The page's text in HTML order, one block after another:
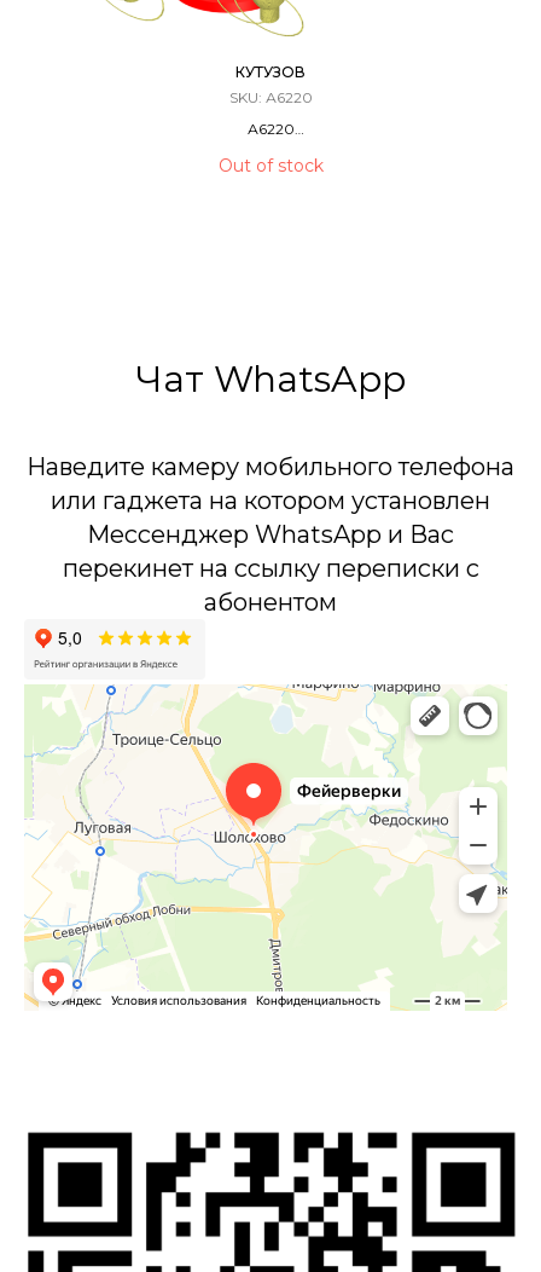
КУТУЗОВ
SKU: А6220
А6220
12 ЗАРЯДОВ / 1,75 КАЛИБР
Out of stock
Чат WhatsApp
Наведите камеру мобильного телефона
или гаджета на котором установлен
Мессенджер WhatsApp и Вас
перекинет на ссылку переписки с
абонентом